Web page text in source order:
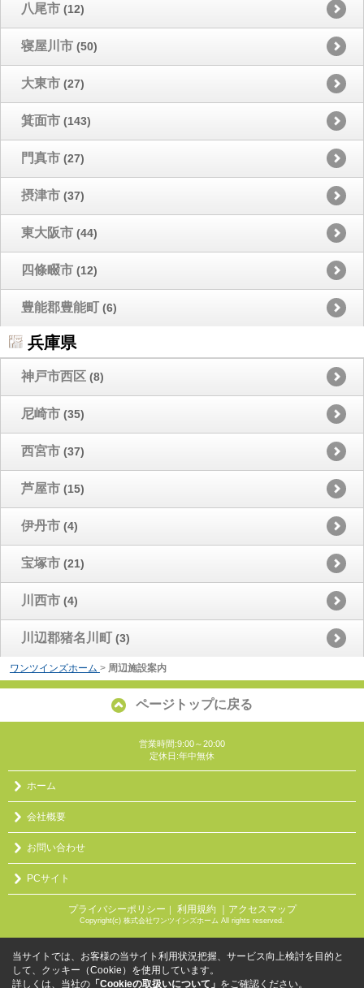
八尾市 (12)
寝屋川市 (50)
大東市 (27)
箕面市 (143)
門真市 (27)
摂津市 (37)
東大阪市 (44)
四條畷市 (12)
豊能郡豊能町 (6)
兵庫県
神戸市西区 (8)
尼崎市 (35)
西宮市 (37)
芦屋市 (15)
伊丹市 (4)
宝塚市 (21)
川西市 (4)
川辺郡猪名川町 (3)
ワンツインズホーム > 周辺施設案内
ページトップに戻る
営業時間:9:00～20:00
定休日:年中無休
ホーム
会社概要
お問い合わせ
PCサイト
プライバシーポリシー ｜ 利用規約 ｜アクセスマップ
Copyright(c) 株式会社ワンツインズホーム All rights reserved.
当サイトでは、お客様の当サイト利用状況把握、サービス向上検討を目的と
して、クッキー（Cookie）を使用しています。
詳しくは、当社の 「Cookieの取扱いについて」 をご確認ください。